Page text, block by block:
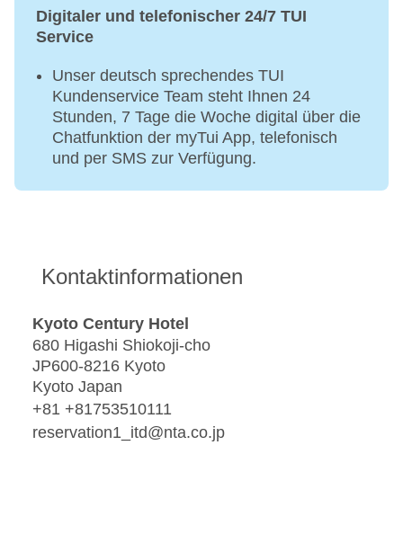
Digitaler und telefonischer 24/7 TUI
Service
Unser deutsch sprechendes TUI
Kundenservice Team steht Ihnen 24
Stunden, 7 Tage die Woche digital über die
Chatfunktion der myTui App, telefonisch
und per SMS zur Verfügung.
Kontaktinformationen
Kyoto Century Hotel
680 Higashi Shiokoji-cho
JP600-8216 Kyoto
Kyoto Japan
+81 +81753510111
reservation1_itd@nta.co.jp